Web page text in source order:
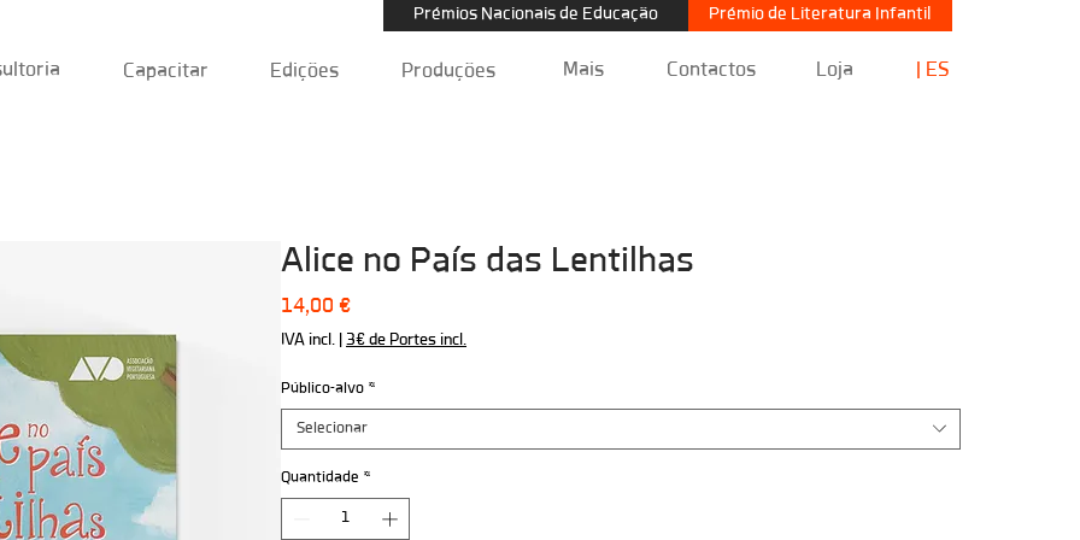
Edições Produções | ES
Contactos Loja
Mais
Capacitar
Prémios Nacionais de Educação Prémio de Literatura Infantil
Alice no País das Lentilhas
14,00 €Preço
IVA incl. |3€ de Portes incl.
Público-alvo *
Selecionar
Quantidade *